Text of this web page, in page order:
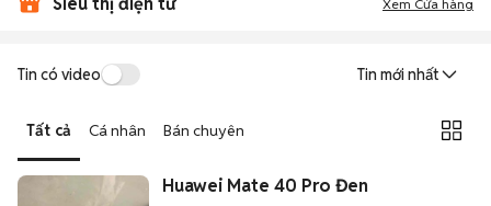
Xem Cửa hàng
Tin có video Tin mới nhất
Tất cả Cá nhân Bán chuyên
Huawei Mate 40 Pro Đen